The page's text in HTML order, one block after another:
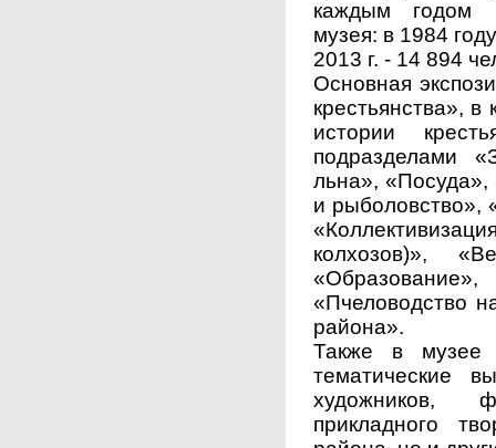
каждым годом
музея: в 1984
2013 г. - 14 894
Основная
крестьянства»,
истории
подразделами
льна»,
и рыболовство»,
колхозов)»,
«Пчеловодство
района».
Также в музее
тематические
художников,
прикладного